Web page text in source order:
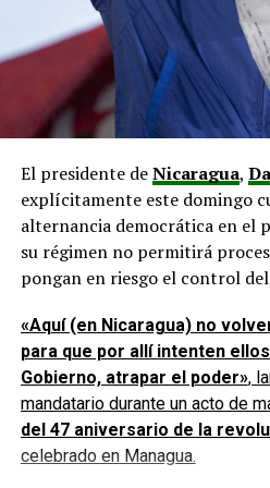
28/07/2026 – 13:38
Keiko Fujimori declara la
mitigación de El Niño como
La presidenta de Perú, Keiko
martes que su gobierno iniciará
«emergencia nacional»: la
El presidente deNicaragua,
explícitamente este domingo
alternancia democrática en el
su régimen no permitirá
pongan en riesgo el control
«Aquí (en Nicaragua) no
para que por allí intenten
Gobierno, atrapar el poder»,
mandatario durante un acto de
del 47 aniversario de la
celebrado en Managua.